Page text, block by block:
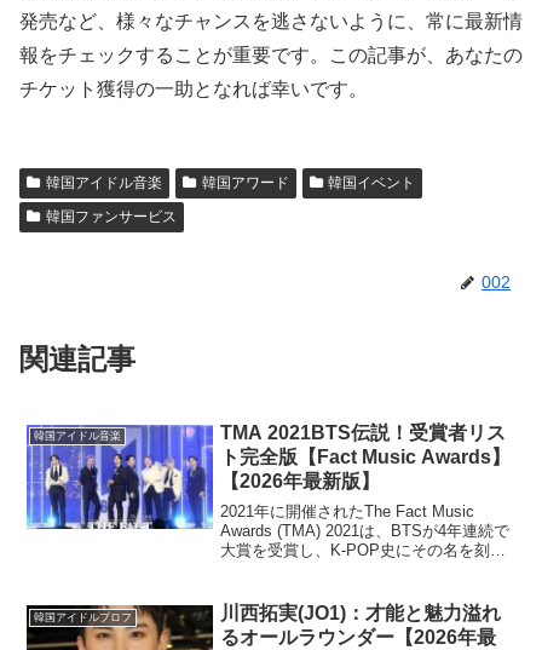
発売など、様々なチャンスを逃さないように、常に最新情
報をチェックすることが重要です。この記事が、あなたの
チケット獲得の一助となれば幸いです。
韓国アイドル音楽 韓国アワード
韓国イベント
韓国ファンサービス
002
関連記事
韓国アイドル音楽
TMA 2021BTS伝説！受賞者リス
ト完全版【Fact Music Awards】
【2026年最新版】
2021年に開催されたThe Fact Music
Awards (TMA) 2021は、BTSが4年連続で
大賞を受賞し、K-POP史にその名を刻ん
コメント、...
韓国アイドルプロフ
川西拓実(JO1)：才能と魅力溢れ
るオールラウンダー【2026年最